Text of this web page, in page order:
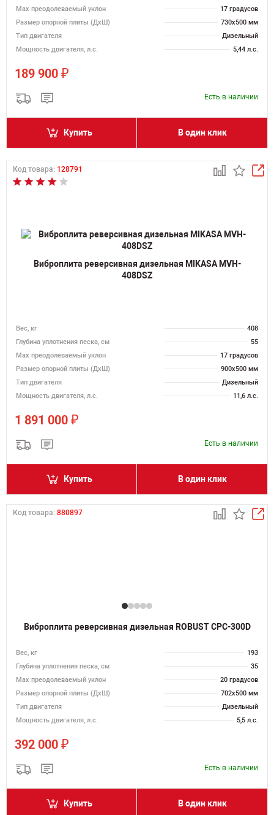
Max преодолеваемый уклон
17 градусов
Размер опорной плиты (ДхШ)
730х500 мм
Тип двигателя
Дизельный
Мощность двигателя, л.с.
5,44 л.с.
189 900 ₽
Есть в наличии
Купить В один клик
Код товара: 128791
Виброплита реверсивная дизельная MIKASA MVH-
408DSZ
Вес, кг
408
Глубина уплотнения песка, см
55
Max преодолеваемый уклон
17 градусов
Размер опорной плиты (ДхШ)
900х500 мм
Тип двигателя
Дизельный
Мощность двигателя, л.с.
11,6 л.с.
1 891 000 ₽
Есть в наличии
Купить В один клик
Код товара: 880897
Виброплита реверсивная дизельная ROBUST CPC-300D
Вес, кг
193
Глубина уплотнения песка, см
35
Max преодолеваемый уклон
20 градусов
Размер опорной плиты (ДхШ)
702х500 мм
Тип двигателя
Дизельный
Мощность двигателя, л.с.
5,5 л.с.
392 000 ₽
Есть в наличии
Купить В один клик